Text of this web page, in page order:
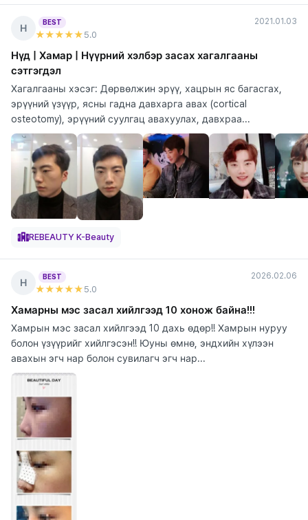
Н
BEST
★★★★★ 5.0
2021.01.03
Нүд | Хамар | Нүүрний хэлбэр засах хагалгааны
сэтгэгдэл
Хагалгааны хэсэг: Дөрвөлжин эрүү, хацрын яс багасгах,
эрүүний үзүүр, ясны гадна давхарга авах (cortical
osteotomy), эрүүний суулгац авахуулах, давхраа...
REBEAUTY K-Beauty
Н
BEST
★★★★★ 5.0
2026.02.06
Хамарны мэс засал хийлгээд 10 хонож байна!!!
Хамрын мэс засал хийлгээд 10 дахь өдөр!! Хамрын нуруу
болон үзүүрийг хийлгэсэн!! Юуны өмнө, эндхийн хүлээн
авахын эгч нар болон сувилагч эгч нар...